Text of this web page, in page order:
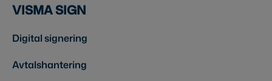
VISMA SIGN
Digital signering
Avtalshantering